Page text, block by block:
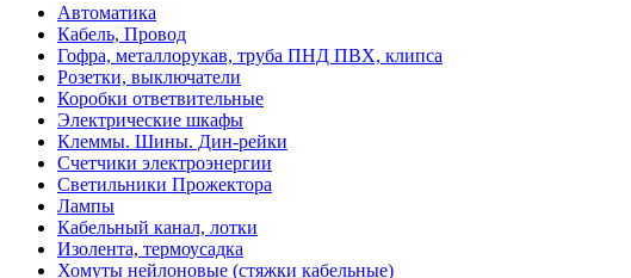
Автоматика
Кабель, Провод
Гофра, металлорукав, труба ПНД ПВХ, клипса
Розетки, выключатели
Коробки ответвительные
Электрические шкафы
Клеммы. Шины. Дин-рейки
Счетчики электроэнергии
Светильники Прожектора
Лампы
Кабельный канал, лотки
Изолента, термоусадка
Хомуты нейлоновые (стяжки кабельные)